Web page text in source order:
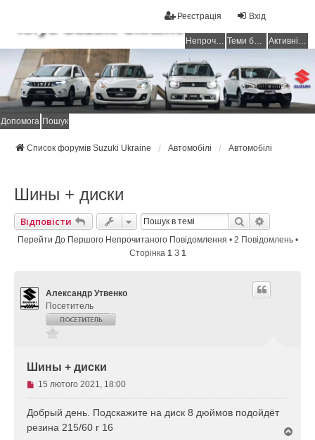
Вхід
Реєстрація
Непрочитані повідомлення Теми без відповідей Активні теми
Клуб Suzuki Ukraine
Допомога Пошук
Список форумів Suzuki Ukraine Автомобілі Автомобілі
Шины + диски
Відповісти Пошук
Перейти До Першого Непрочитаного Повідомлення • 2 Повідомлень •
Сторінка 1З 1
Александр Утвенко
Посетитель
Шины + диски
Н
е
п
о
15 лютого 2021, 18:00
Добрый день. Подскажите на диск 8 дюймов подойдёт
резина 215/60 r 16